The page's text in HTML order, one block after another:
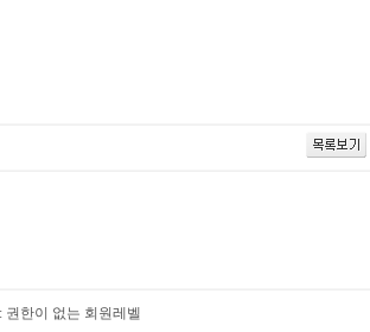
권한이 없는 회원레벨